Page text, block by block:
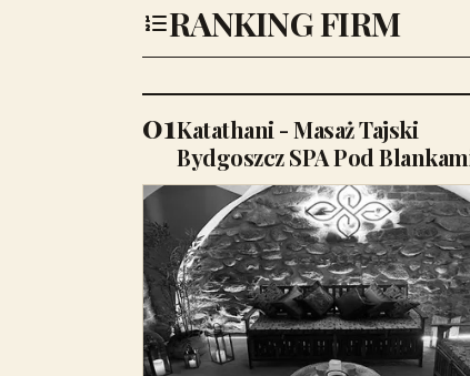
RANKING FIRM
01Katathani - Masaż Tajski
Bydgoszcz SPA Pod